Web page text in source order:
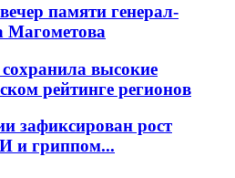
памяти генерал-
Магометова
высокие
рейтинге регионов
зафиксирован рост
и гриппом...